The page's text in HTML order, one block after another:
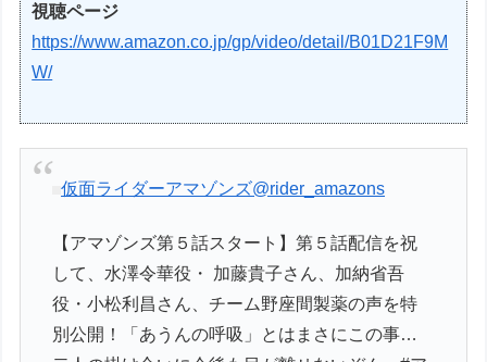
視聴ページ
https://www.amazon.co.jp/gp/video/detail/B01D21F9M
W/
仮面ライダーアマゾンズ@rider_amazons
【アマゾンズ第５話スタート】第５話配信を祝
して、水澤令華役・ 加藤貴子さん、加納省吾
役・小松利昌さん、チーム野座間製薬の声を特
別公開！「あうんの呼吸」とはまさにこの事…